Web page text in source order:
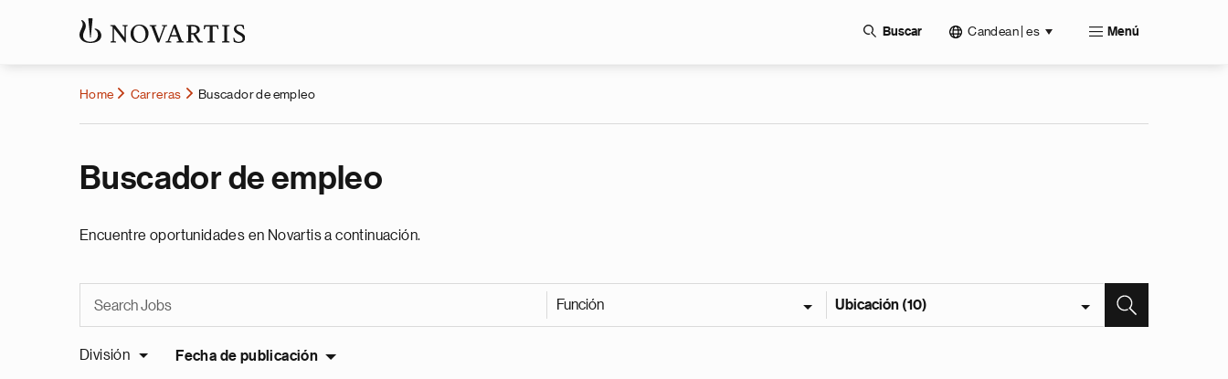
Buscar Candean | es Menú
Home Carreras Buscador de empleo
Buscador de empleo
Encuentre oportunidades en Novartis a continuación.
Función Ubicación (10)
División Fecha de publicación